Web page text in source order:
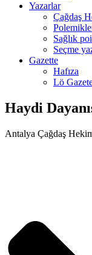
Yazarlar
Çağdaş
Sağlık
Seçme
Gazette
Hafıza
Lö
Haydi
Antalya Çağdaş